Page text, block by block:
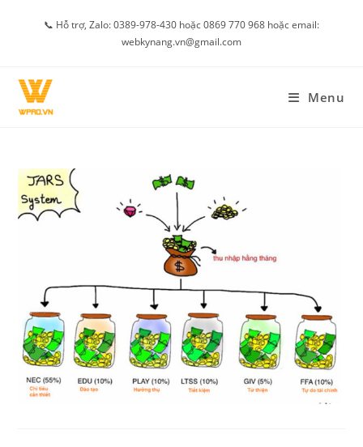
📞 Hỗ trợ, Zalo: 0389-978-430 hoặc 0869 770 968 hoặc email:
webkynang.vn@gmail.com
Menu